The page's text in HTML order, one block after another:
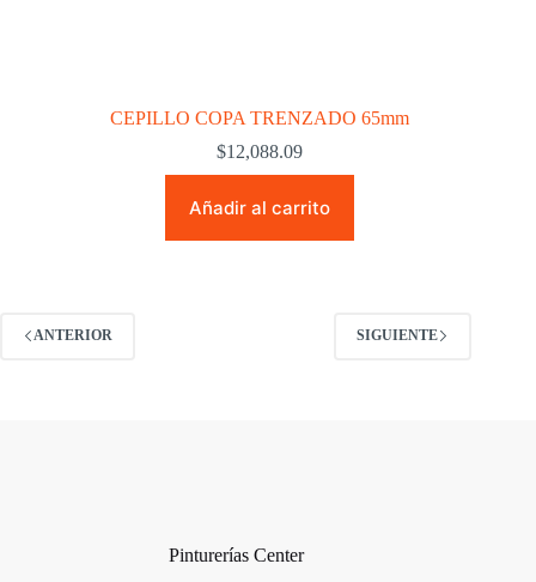
CEPILLO COPA TRENZADO 65mm
$12,088.09
Añadir al carrito
ANTERIOR SIGUIENTE
Pinturerías Center